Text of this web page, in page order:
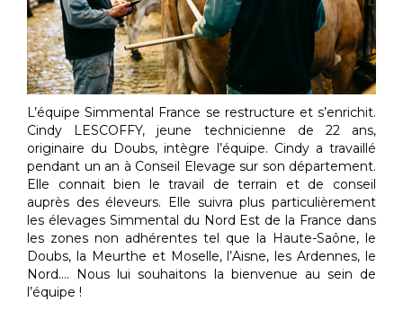
L’équipe Simmental France se restructure et s’enrichit.
Cindy LESCOFFY, jeune technicienne de 22 ans,
originaire du Doubs, intègre l’équipe. Cindy a travaillé
pendant un an à Conseil Elevage sur son département.
Elle connait bien le travail de terrain et de conseil
auprès des éleveurs. Elle suivra plus particulièrement
les élevages Simmental du Nord Est de la France dans
les zones non adhérentes tel que la Haute-Saône, le
Doubs, la Meurthe et Moselle, l’Aisne, les Ardennes, le
Nord…. Nous lui souhaitons la bienvenue au sein de
l’équipe !